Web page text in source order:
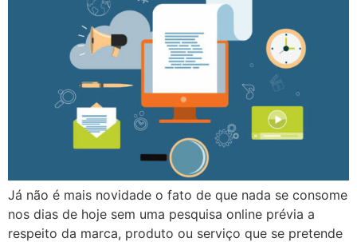
Já não é mais novidade o fato de que nada se consome
nos dias de hoje sem uma pesquisa online prévia a
respeito da marca, produto ou serviço que se pretende